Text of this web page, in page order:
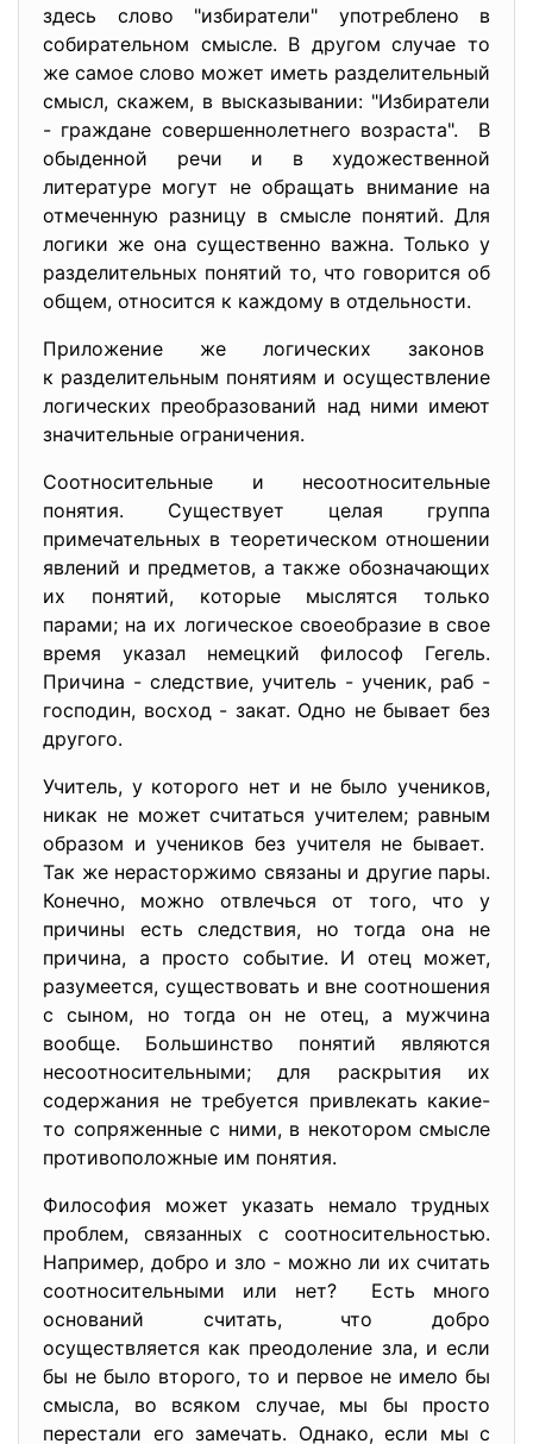
здесь слово "избиратели" употреблено в
собирательном смысле. В другом случае то
же самое слово может иметь разделительный
смысл, скажем, в высказывании: "Избиратели
- граждане совершеннолетнего возраста". В
обыденной речи и в художественной
литературе могут не обращать внимание на
отмеченную разницу в смысле понятий. Для
логики же она существенно важна. Только у
разделительных понятий то, что говорится об
общем, относится к каждому в отдельности.
Приложение же логических законов
к разделительным понятиям и осуществление
логических преобразований над ними имеют
значительные ограничения.
Соотносительные и несоотносительные
понятия. Существует целая группа
примечательных в теоретическом отношении
явлений и предметов, а также обозначающих
их понятий, которые мыслятся только
парами; на их логическое своеобразие в свое
время указал немецкий философ Гегель.
Причина - следствие, учитель - ученик, раб -
господин, восход - закат. Одно не бывает без
другого.
Учитель, у которого нет и не было учеников,
никак не может считаться учителем; равным
образом и учеников без учителя не бывает.
Так же нерасторжимо связаны и другие пары.
Конечно, можно отвлечься от того, что у
причины есть следствия, но тогда она не
причина, а просто событие. И отец может,
разумеется, существовать и вне соотношения
с сыном, но тогда он не отец, а мужчина
вообще. Большинство понятий являются
несоотносительными; для раскрытия их
содержания не требуется привлекать какие-
то сопряженные с ними, в некотором смысле
противоположные им понятия.
Философия может указать немало трудных
проблем, связанных с соотносительностью.
Например, добро и зло - можно ли их считать
соотносительными или нет? Есть много
оснований считать, что добро
осуществляется как преодоление зла, и если
бы не было второго, то и первое не имело бы
смысла, во всяком случае, мы бы просто
перестали его замечать. Однако, если мы с